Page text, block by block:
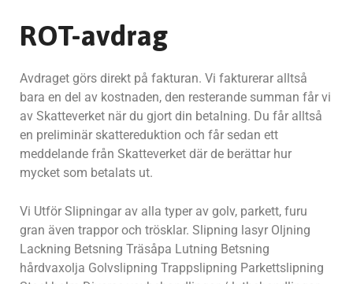
ROT-avdrag
Avdraget görs direkt på fakturan. Vi fakturerar alltså
bara en del av kostnaden, den resterande summan får vi
av Skatteverket när du gjort din betalning. Du får alltså
en preliminär skattereduktion och får sedan ett
meddelande från Skatteverket där de berättar hur
mycket som betalats ut.
Vi Utför Slipningar av alla typer av golv, parkett, furu
gran även trappor och trösklar. Slipning lasyr Oljning
Lackning Betsning Träsåpa Lutning Betsning
hårdvaxolja Golvslipning Trappslipning Parkettslipning